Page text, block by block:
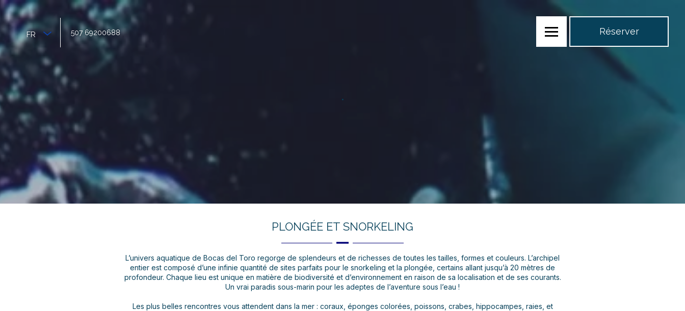
FR 507 69200688 Réserver
.
PLONGÉE ET SNORKELING
L’univers aquatique de Bocas del Toro regorge de splendeurs et de richesses de toutes les tailles, formes et couleurs. L’archipel
entier est composé d’une infinie quantité de sites parfaits pour le snorkeling et la plongée, certains allant jusqu’à 20 mètres de
profondeur. Chaque lieu est unique en matière de biodiversité et d’environnement en raison de sa localisation et de ses courants.
Un vrai paradis sous-marin pour les adeptes de l’aventure sous l’eau !
Les plus belles rencontres vous attendent dans la mer : coraux, éponges colorées, poissons, crabes, hippocampes, raies, et